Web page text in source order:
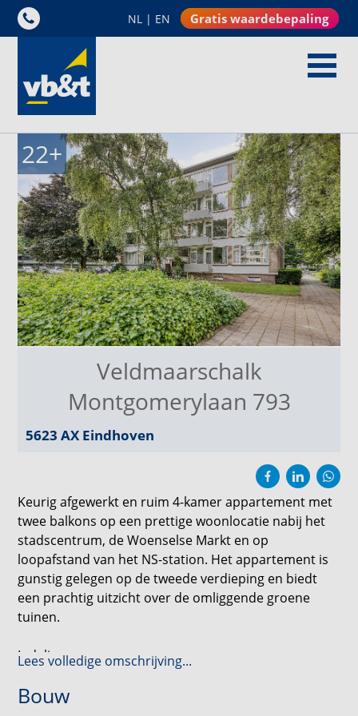
NL | EN Gratis waardebepaling
22+
Veldmaarschalk
Montgomerylaan 793
5623 AX Eindhoven
Keurig afgewerkt en ruim 4-kamer appartement met
twee balkons op een prettige woonlocatie nabij het
stadscentrum, de Woenselse Markt en op
loopafstand van het NS-station. Het appartement is
gunstig gelegen op de tweede verdieping en biedt
een prachtig uitzicht over de omliggende groene
tuinen.
Indeling:
Begane grond:
Lees volledige omschrijving...
Bouw